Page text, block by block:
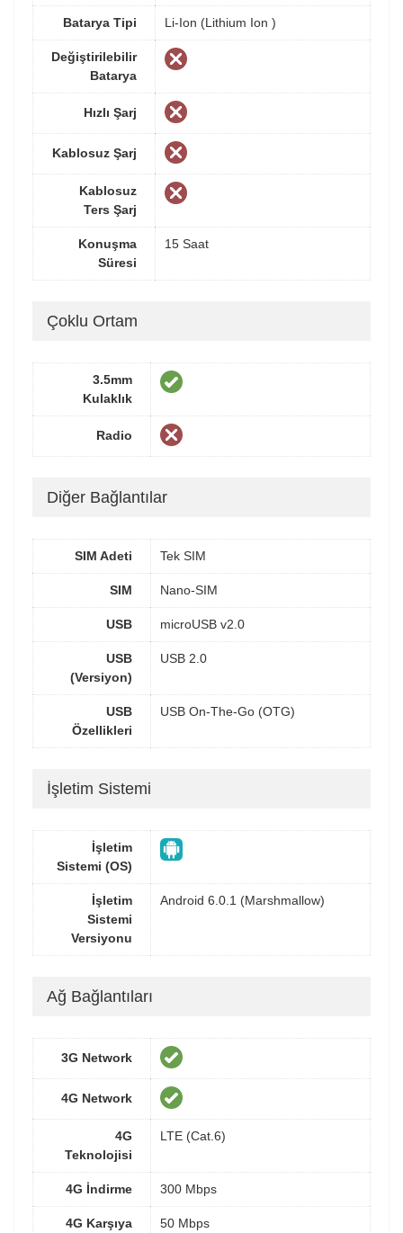
Batarya Tipi Li-Ion (Lithium Ion )
Değiştirilebilir
Batarya
Hızlı Şarj
Kablosuz Şarj
Kablosuz
Ters Şarj
Konuşma
Süresi
15 Saat
Çoklu Ortam
3.5mm
Kulaklık
Radio
Diğer Bağlantılar
SIM Adeti Tek SIM
SIM Nano-SIM
USB microUSB v2.0
USB
(Versiyon)
USB 2.0
USB
Özellikleri
USB On-The-Go (OTG)
İşletim Sistemi
İşletim
Sistemi (OS)
İşletim
Sistemi
Versiyonu
Android 6.0.1 (Marshmallow)
Ağ Bağlantıları
3G Network
4G Network
4G
Teknolojisi
LTE (Cat.6)
4G İndirme 300 Mbps
4G Karşıya
50 Mbps